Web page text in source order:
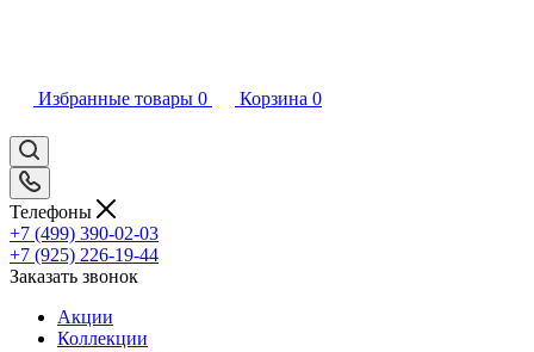
Избранные товары 0 Корзина 0
Телефоны
+7 (499) 390-02-03
+7 (925) 226-19-44
Заказать звонок
Акции
Коллекции